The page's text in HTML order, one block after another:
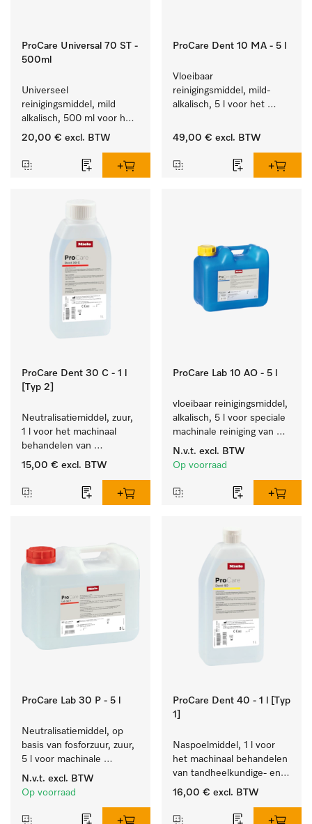
ProCare Universal 70 ST -
500ml
Universeel
reinigingsmiddel, mild
alkalisch, 500 ml voor het
behoedzaam verwijderen
20,00 € excl. BTW
ProCare Dent 10 MA - 5 l
Vloeibaar
reinigingsmiddel, mild-
alkalisch, 5 l voor het
van tandheelkundige en
49,00 € excl. BTW
ProCare Dent 30 C - 1 l
[Typ 2]
Neutralisatiemiddel, zuur,
1 l voor het machinaal
behandelen van
tandheelkundige- en
15,00 € excl. BTW
ProCare Lab 10 AO - 5 l
vloeibaar reinigingsmiddel,
alkalisch, 5 l voor speciale
machinale reiniging van
laboratoriumglaswerk en -
gerei.
N.v.t. excl. BTW
Op voorraad
ProCare Lab 30 P - 5 l
Neutralisatiemiddel, op
basis van fosforzuur, zuur,
5 l voor machinale
reiniging van
laboratoriumglaswerk en -
N.v.t. excl. BTW
Op voorraad
ProCare Dent 40 - 1 l [Typ
1]
Naspoelmiddel, 1 l voor
het machinaal behandelen
van tandheelkundige- en
transmissie-instrumenten.
16,00 € excl. BTW